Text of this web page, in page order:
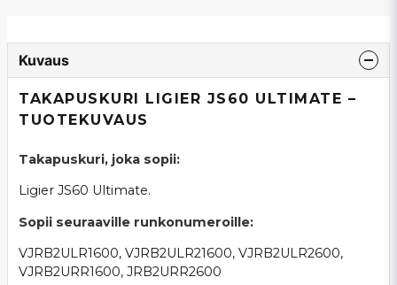
Kuvaus
TAKAPUSKURI LIGIER JS60 ULTIMATE –
TUOTEKUVAUS
Takapuskuri, joka sopii:
Ligier JS60 Ultimate.
Sopii seuraaville runkonumeroille:
VJRB2ULR1600, VJRB2ULR21600, VJRB2ULR2600,
VJRB2URR1600, JRB2URR2600